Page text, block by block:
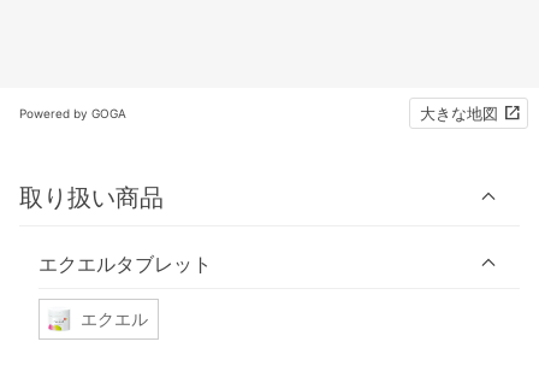
Powered by GOGA 大きな地図
取り扱い商品
エクエルタブレット
エクエル